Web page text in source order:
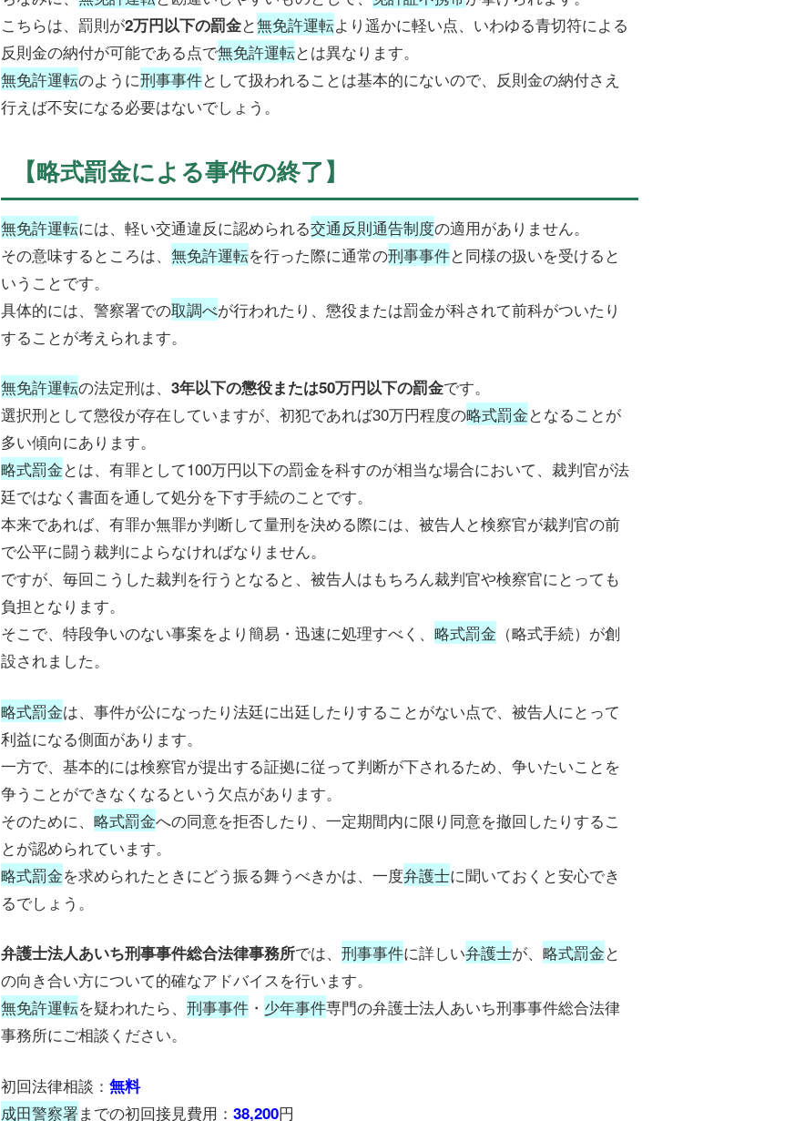
こちらは、罰則が2万円以下の罰金と無免許運転より遥かに軽い点、いわゆる青切符による
反則金の納付が可能である点で無免許運転とは異なります。
無免許運転のように刑事事件として扱われることは基本的にないので、反則金の納付さえ
行えば不安になる必要はないでしょう。
【略式罰金による事件の終了】
無免許運転には、軽い交通違反に認められる交通反則通告制度の適用がありません。
その意味するところは、 無免許運転を行った際に通常の刑事事件と同様の扱いを受けると
いうことです。
具体的には、警察署での取調べが行われたり、懲役または罰金が科されて前科がついたり
することが考えられます。
無免許運転の法定刑は、 3年以下の懲役または50万円以下の罰金です。
選択刑として懲役が存在していますが、初犯であれば30万円程度の略式罰金となることが
多い傾向にあります。
略式罰金とは、有罪として100万円以下の罰金を科すのが相当な場合において、裁判官が法
廷ではなく書面を通して処分を下す手続のことです。
本来であれば、有罪か無罪か判断して量刑を決める際には、被告人と検察官が裁判官の前
で公平に闘う裁判によらなければなりません。
ですが、毎回こうした裁判を行うとなると、被告人はもちろん裁判官や検察官にとっても
負担となります。
そこで、特段争いのない事案をより簡易・迅速に処理すべく、 略式罰金 （略式手続）が創
設されました。
略式罰金は、事件が公になったり法廷に出廷したりすることがない点で、被告人にとって
利益になる側面があります。
一方で、基本的には検察官が提出する証拠に従って判断が下されるため、争いたいことを
争うことができなくなるという欠点があります。
そのために、 略式罰金への同意を拒否したり、一定期間内に限り同意を撤回したりするこ
とが認められています。
略式罰金を求められたときにどう振る舞うべきかは、一度弁護士に聞いておくと安心でき
るでしょう。
弁護士法人あいち刑事事件総合法律事務所では、 刑事事件に詳しい弁護士が、 略式罰金と
の向き合い方について的確なアドバイスを行います。
無免許運転を疑われたら、 刑事事件 ・ 少年事件専門の弁護士法人あいち刑事事件総合法律
事務所にご相談ください。
初回法律相談： 無料
成田警察署までの初回接見費用： 38,200円